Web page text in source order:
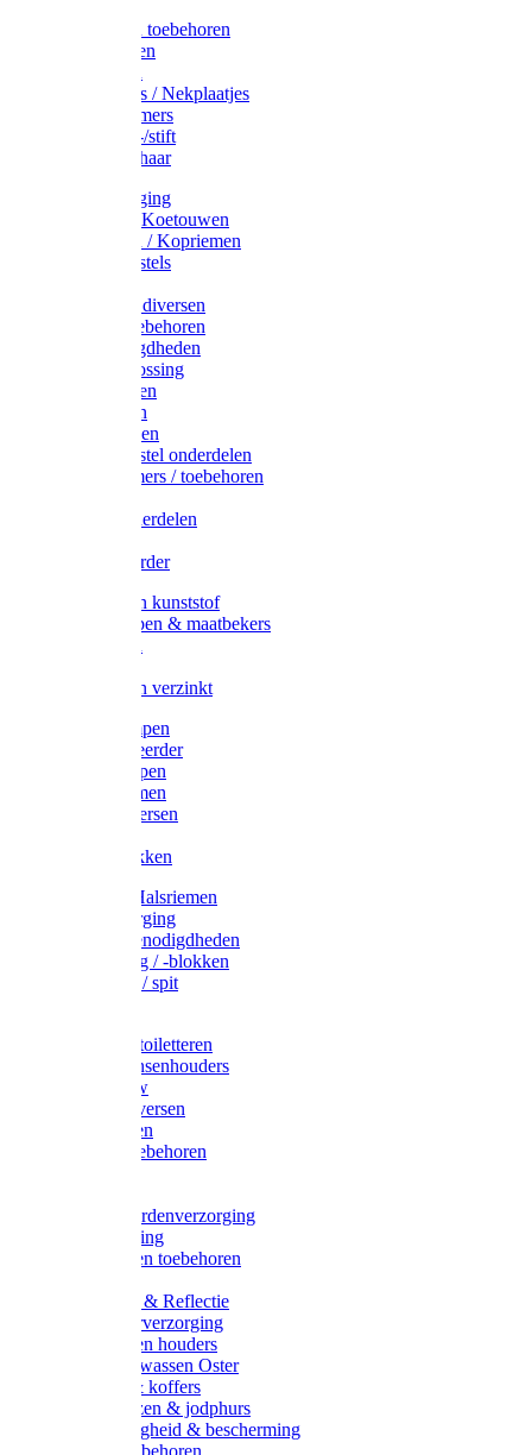
Oormerken toebehoren
Enkelbanden
Halsplaatjes / Nekplaatjes
Kokernummers
Merkspray-/stift
Veemerkschaar
Uierverzorging
Halsters & Koetouwen
Halsriemen / Kopriemen
Koerugborstels
Koe / Stier diversen
Melkers toebehoren
Stalbenodigdheden
Kalververlossing
Stierenringen
Onthoornen
Kalverflessen
Koerugborstel onderdelen
Kalveremmers / toebehoren
Koelift onderdelen
Uieronthaarder
Voerbakken kunststof
Voerscheppen & maatbekers
Voerbakken verzinkt
Warmtelampen
Staartcoupeerder
Biggenkappen
Neuskrammen
Varken diversen
Varkensbakken
Halsters / Halsriemen
Hoefverzorging
Lammer benodigdheden
Ramdektuig / -blokken
Vastzetpen / spit
Poetsen & toiletteren
Zadel-/Trensenhouders
Halstertouw
Halsters diversen
Hoofdstellen
Zadel & toebehoren
Rapide paardenverzorging
Ruiter kleding
Hoofdstellen toebehoren
Verlichting & Reflectie
Rapide leerverzorging
Likstenen en houders
Poetsen & wassen Oster
Poetssets & koffers
Ruiter laarzen & jodphurs
Ruiter veiligheid & bescherming
Ruiter - toebehoren